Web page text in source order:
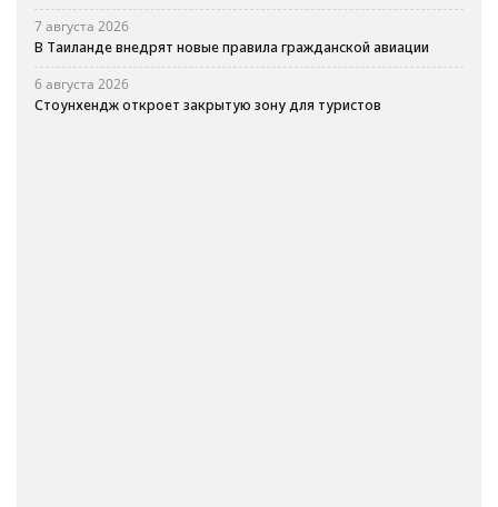
7 августа 2026
В Таиланде внедрят новые правила гражданской авиации
6 августа 2026
Стоунхендж откроет закрытую зону для туристов